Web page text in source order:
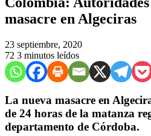
masacre en Algeciras
23 septiembre, 2020
72 3 minutos leídos
La nueva masacre en
de 24 horas de la matanza
departamento de Córdoba.